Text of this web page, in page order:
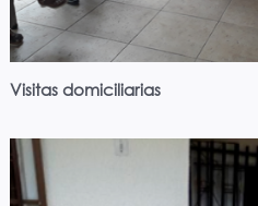
Visitas domiciliarias